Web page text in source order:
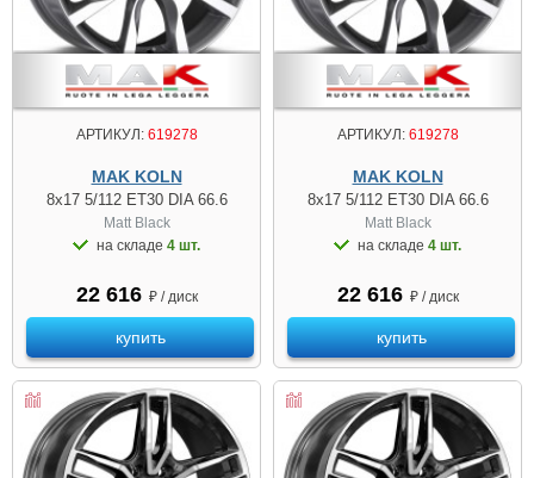
АРТИКУЛ:619278
MAK KOLN
8x17 5/112 ET30 DIA 66.6
Matt Black
на складе 4 шт.
22 616 ₽ / диск
купить
АРТИКУЛ:619278
MAK KOLN
8x17 5/112 ET30 DIA 66.6
Matt Black
на складе 4 шт.
22 616 ₽ / диск
купить